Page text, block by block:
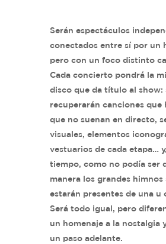
Serán espectáculos
conectados entre sí por un
pero con un foco distinto
Cada concierto pondrá la
disco que da título al show:
recuperarán canciones que
que no suenan en directo,
visuales, elementos
vestuarios de cada etapa…
tiempo, como no podía ser
manera los grandes himnos
estarán presentes de una u
Será todo igual, pero
un homenaje a la nostalgia
un paso adelante.